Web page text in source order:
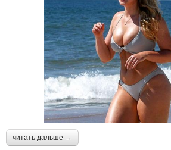
читать дальше →